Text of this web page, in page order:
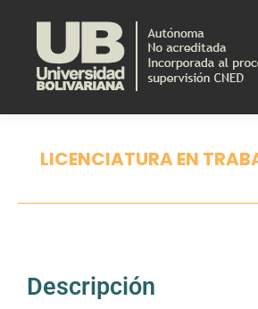
LICENCIATURA EN
Descripción